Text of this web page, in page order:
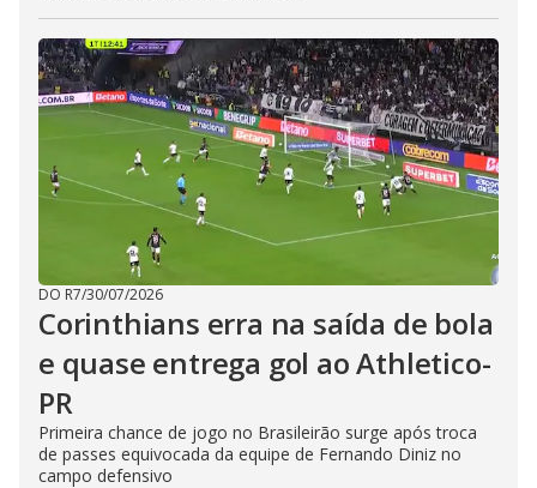
DO R7/30/07/2026
Corinthians erra na saída de bola
e quase entrega gol ao Athletico-
PR
Primeira chance de jogo no Brasileirão surge após troca
de passes equivocada da equipe de Fernando Diniz no
campo defensivo